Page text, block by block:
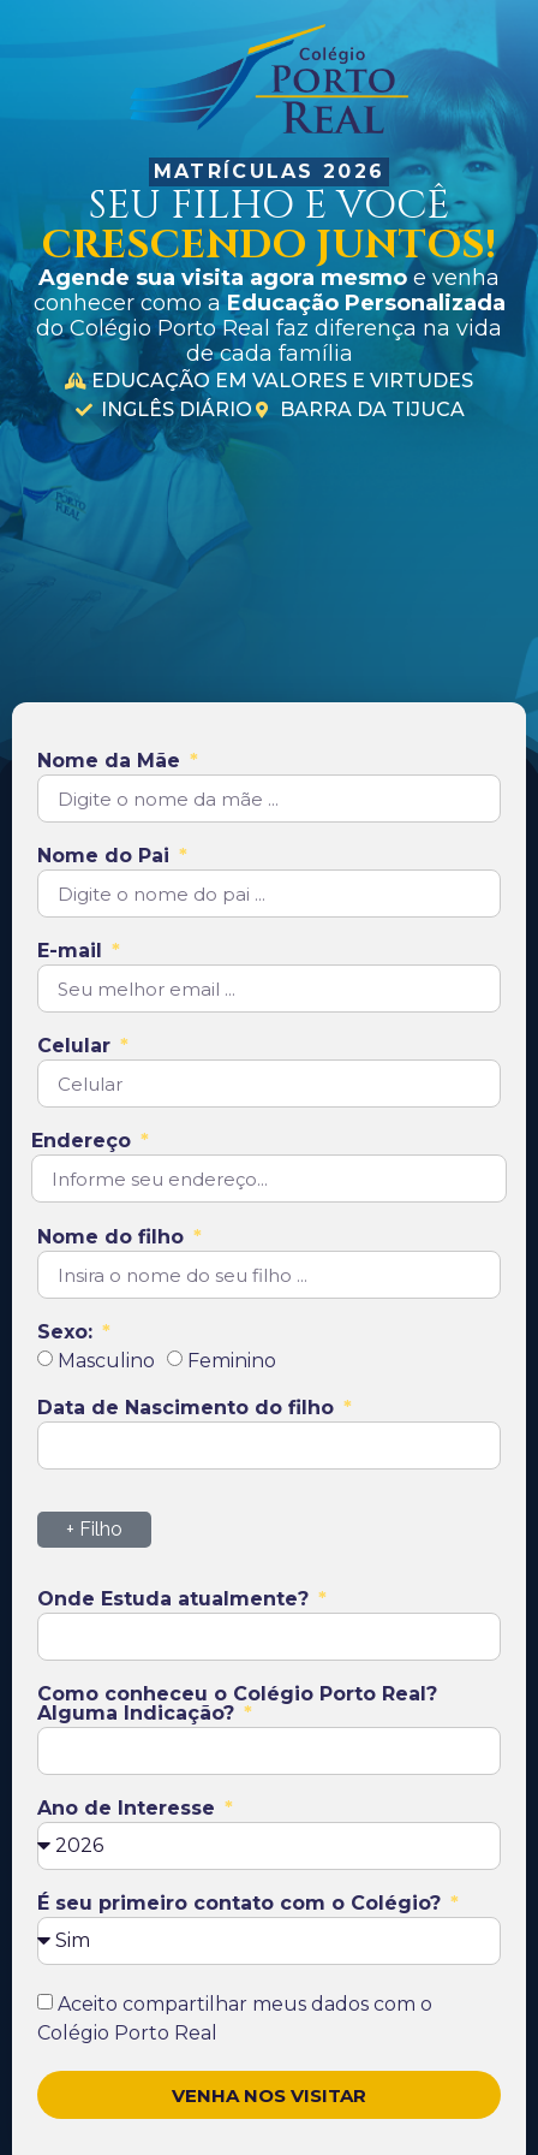
MATRÍCULAS 2026
SEU FILHO E VOCÊ
CRESCENDO JUNTOS!
Agende sua visita agora mesmoe venha
conhecer como a Educação Personalizada
do Colégio Porto Real faz diferença na vida
de cada família
EDUCAÇÃO EM VALORES E VIRTUDES
INGLÊS DIÁRIO
BARRA DA TIJUCA
Nome da Mãe
Nome do Pai
E-mail
Celular
Endereço
Nome do filho
Sexo:
Masculino
Feminino
Data de Nascimento do filho
+ Filho
Onde Estuda atualmente?
Como conheceu o Colégio Porto Real?
Alguma Indicação?
Ano de Interesse
É seu primeiro contato com o Colégio?
Aceito compartilhar meus dados com o
Colégio Porto Real
VENHA NOS VISITAR